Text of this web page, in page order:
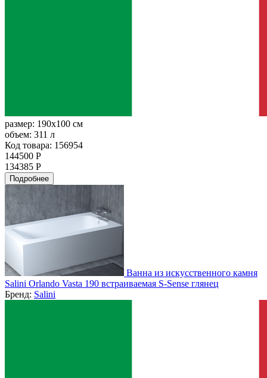
размер: 190x100 см
объем: 311 л
Код товара: 156954
144500 Р
134385 Р
Подробнее
Ванна из искусственного камня
Salini Orlando Vasta 190 встраиваемая S-Sense глянец
Бренд: Salini